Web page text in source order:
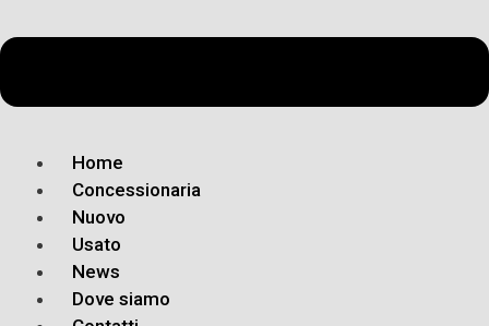
Home
Concessionaria
Nuovo
Usato
News
Dove siamo